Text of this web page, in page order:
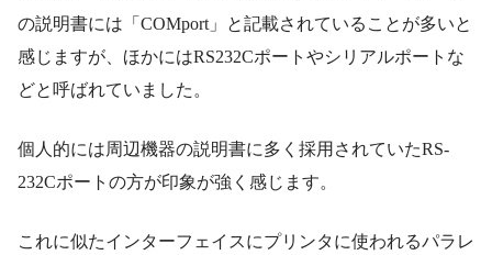
の説明書には「COMport」と記載されていることが多いと
感じますが、ほかにはRS232Cポートやシリアルポートな
どと呼ばれていました。
個人的には周辺機器の説明書に多く採用されていたRS-
232Cポートの方が印象が強く感じます。
これに似たインターフェイスにプリンタに使われるパラレ